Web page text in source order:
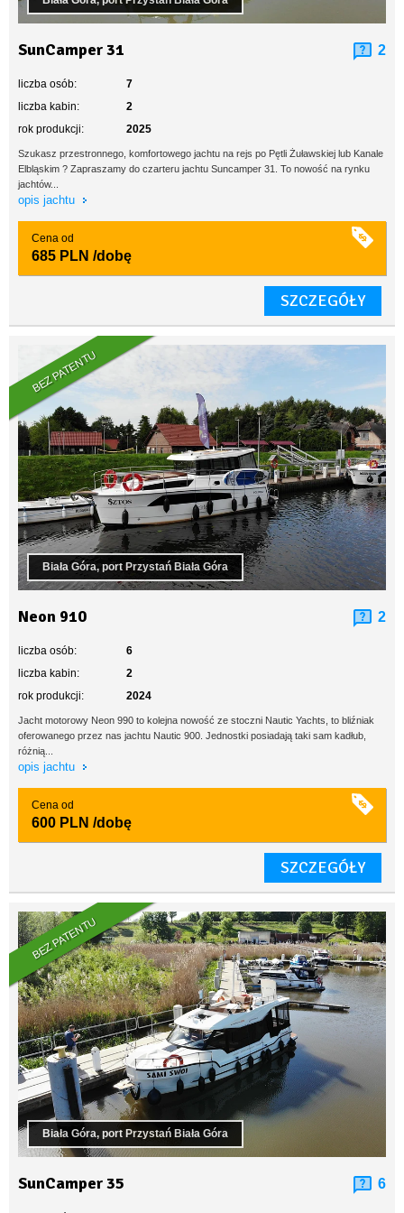
SunCamper 31 2
liczba osób:
7
liczba kabin:
2
rok produkcji:
2025
Szukasz przestronnego, komfortowego jachtu na rejs po Pętli Żuławskiej lub Kanale
Elbląskim ? Zapraszamy do czarteru jachtu Suncamper 31. To nowość na rynku
jachtów...
opis jachtu
Cena od
685 PLN /dobę
SZCZEGÓŁY
BEZ PATENTU
Biała Góra, port Przystań Biała Góra
Neon 910 2
liczba osób:
6
liczba kabin:
2
rok produkcji:
2024
Jacht motorowy Neon 990 to kolejna nowość ze stoczni Nautic Yachts, to bliźniak
oferowanego przez nas jachtu Nautic 900. Jednostki posiadają taki sam kadłub,
różnią...
opis jachtu
Cena od
600 PLN /dobę
SZCZEGÓŁY
BEZ PATENTU
Biała Góra, port Przystań Biała Góra
SunCamper 35 6